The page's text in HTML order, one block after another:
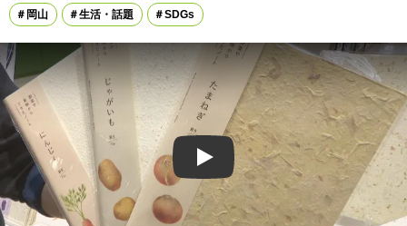
岡山
生活・話題 SDGs
Play